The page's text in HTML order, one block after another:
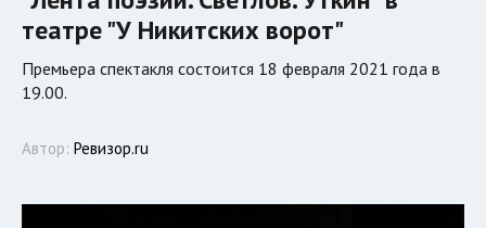
театре "У Никитских ворот"
Премьера спектакля состоится 18 февраля 2021 года в
19.00.
Автор: Ревизор.ru